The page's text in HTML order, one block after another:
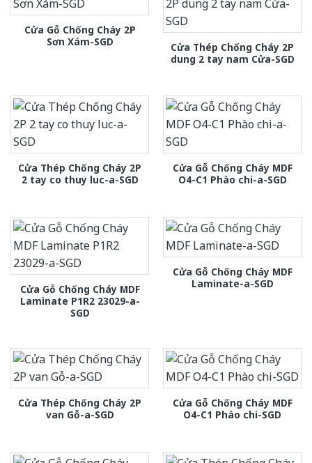
Cửa Gỗ Chống Cháy 2P
Sơn Xám-SGD
Cửa Thép Chống Cháy 2P
dung 2 tay nam Cửa-SGD
Cửa Thép Chống Cháy 2P
2 tay co thuy luc-a-SGD
Cửa Gỗ Chống Cháy MDF
O4-C1 Phào chi-a-SGD
Cửa Gỗ Chống Cháy MDF
Laminate P1R2 23029-a-
SGD
Cửa Gỗ Chống Cháy MDF
Laminate-a-SGD
Cửa Thép Chống Cháy 2P
van Gỗ-a-SGD
Cửa Gỗ Chống Cháy MDF
O4-C1 Phào chi-SGD